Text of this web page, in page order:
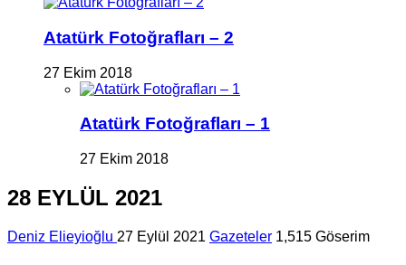
Atatürk Fotoğrafları – 2
27 Ekim 2018
Atatürk Fotoğrafları – 1
27 Ekim 2018
28 EYLÜL 2021
Deniz Elieyioğlu 27 Eylül 2021 Gazeteler 1,515 Göserim